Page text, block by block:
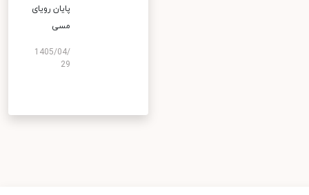
پایان رویای
مسی
1405/04/
29